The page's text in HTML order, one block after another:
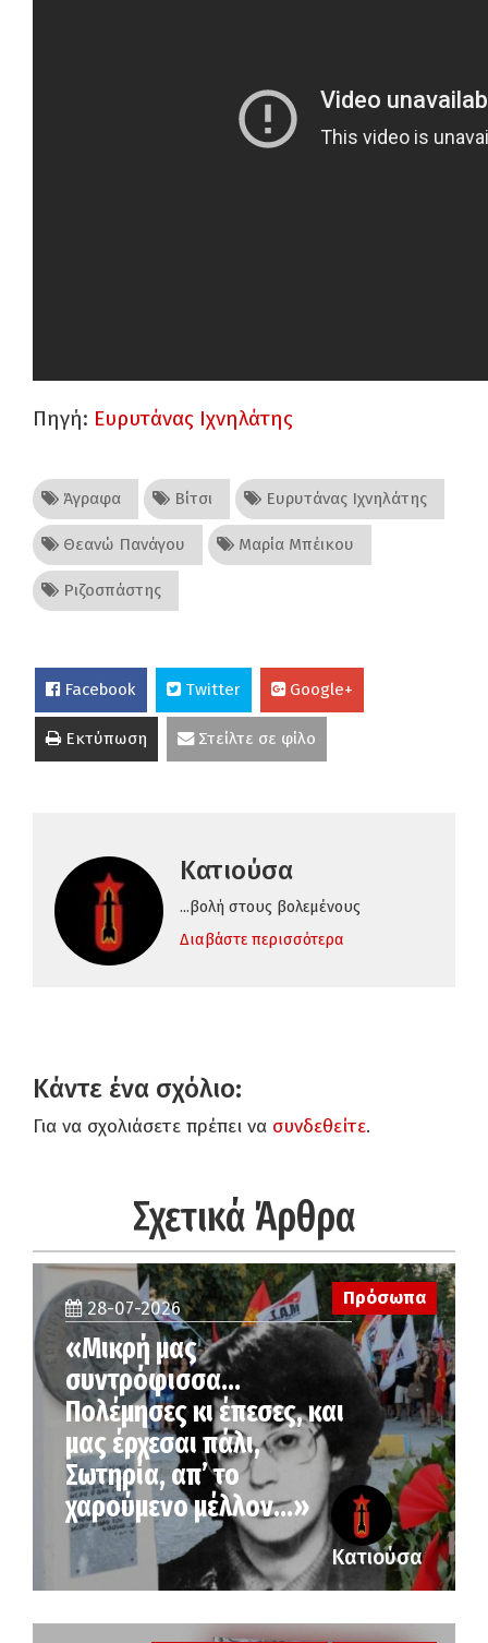
Πηγή: Ευρυτάνας Ιχνηλάτης
Άγραφα Βίτσι Ευρυτάνας Ιχνηλάτης
Θεανώ Πανάγου Μαρία Μπέικου
Ριζοσπάστης
Facebook Twitter Google+
Εκτύπωση Στείλτε σε φίλο
Κατιούσα
...βολή στους βολεμένους
Διαβάστε περισσότερα
Κάντε ένα σχόλιο:
Για να σχολιάσετε πρέπει να συνδεθείτε.
Σχετικά Άρθρα
Πρόσωπα
28-07-2026
«Μικρή μας
συντρόφισσα…
Πολέμησες κι έπεσες, και
μας έρχεσαι πάλι,
Σωτηρία, απ’ το
χαρούμενο μέλλον…»
Κατιούσα